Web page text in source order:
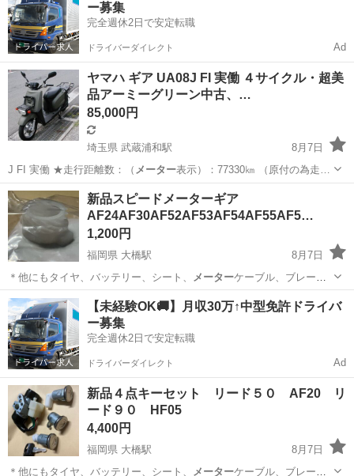
ー募集
完全週休2日で安定転職
ドライバーダイレクト Ad
ヤマハ ギア UA08J FI 実働 ４サイクル・超美
品アーミーグリーン中古、…
85,000円
埼玉県 武蔵浦和駅
8月7日
J FI 実働 ★走行距離数：（ メーター表示）：77330㎞ （原付の為走…
埼玉 さいたま市 武蔵浦和駅 ヤマハ
新品スピードメーターギア
AF24AF30AF52AF53AF54AF55AF5…
1,200円
福岡県 大橋駅
8月7日
＊他にもタイヤ、バッテリー、シート、
メーターケーブル、ブレーキ
ケーブル、ブレーキ…
福岡 福岡市 大橋駅 ホンダ スピードメーター
【未経験OK🚚】月収30万↑中型免許ドライバ
ー募集
完全週休2日で安定転職
ドライバーダイレクト Ad
新品４点キーセット リード５０ AF20 リ
ード９０ HF05
4,400円
福岡県 大橋駅
8月7日
＊他にもタイヤ、バッテリー、シート、
メーターケーブル、ブレーキ